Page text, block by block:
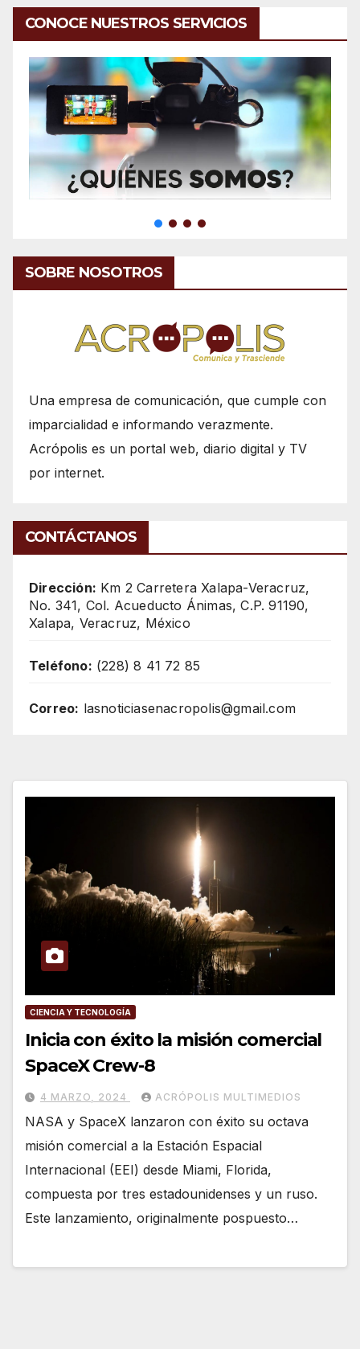
CONOCE NUESTROS SERVICIOS
SOBRE NOSOTROS
Una empresa de comunicación, que cumple con
imparcialidad e informando verazmente.
Acrópolis es un portal web, diario digital y TV
por internet.
CONTÁCTANOS
Dirección: Km 2 Carretera Xalapa-Veracruz,
No. 341, Col. Acueducto Ánimas, C.P. 91190,
Xalapa, Veracruz, México
Teléfono: (228) 8 41 72 85
Correo: lasnoticiasenacropolis@gmail.com
CIENCIA Y TECNOLOGÍA
Inicia con éxito la misión comercial
SpaceX Crew-8
4 MARZO, 2024 ACRÓPOLIS MULTIMEDIOS
NASA y SpaceX lanzaron con éxito su octava
misión comercial a la Estación Espacial
Internacional (EEI) desde Miami, Florida,
compuesta por tres estadounidenses y un ruso.
Este lanzamiento, originalmente pospuesto…